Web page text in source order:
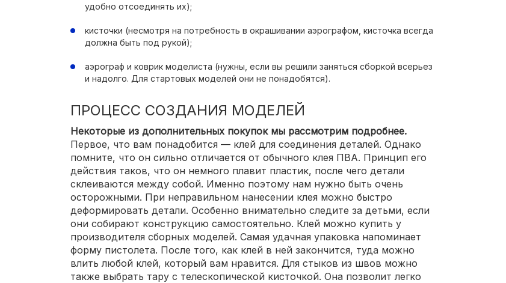
удобно отсоединять их);
кисточки (несмотря на потребность в окрашивании аэрографом, кисточка всегда
должна быть под рукой);
аэрограф и коврик моделиста (нужны, если вы решили заняться сборкой всерьез
и надолго. Для стартовых моделей они не понадобятся).
ПРОЦЕСС СОЗДАНИЯ МОДЕЛЕЙ
Некоторые из дополнительных покупок мы рассмотрим подробнее.
Первое, что вам понадобится — клей для соединения деталей. Однако
помните, что он сильно отличается от обычного клея ПВА. Принцип его
действия таков, что он немного плавит пластик, после чего детали
склеиваются между собой. Именно поэтому нам нужно быть очень
осторожными. При неправильном нанесении клея можно быстро
деформировать детали. Особенно внимательно следите за детьми, если
они собирают конструкцию самостоятельно. Клей можно купить у
производителя сборных моделей. Самая удачная упаковка напоминает
форму пистолета. После того, как клей в ней закончится, туда можно
влить любой клей, который вам нравится. Для стыков из швов можно
также выбрать тару с телескопической кисточкой. Она позволит легко